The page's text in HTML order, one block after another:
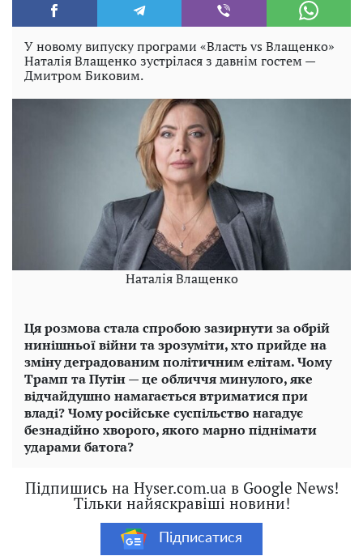
У новому випуску програми «Власть vs Влащенко»
Наталія Влащенко зустрілася з давнім гостем —
Дмитром Биковим.
Наталія Влащенко
Ця розмова стала спробою зазирнути за обрій
нинішньої війни та зрозуміти, хто прийде на
зміну деградованим політичним елітам. Чому
Трамп та Путін — це обличчя минулого, яке
відчайдушно намагається втриматися при
владі? Чому російське суспільство нагадує
безнадійно хворого, якого марно піднімати
ударами батога?
Підпишись на Hyser.com.ua в Google News!
Тільки найяскравіші новини!
Підписатися